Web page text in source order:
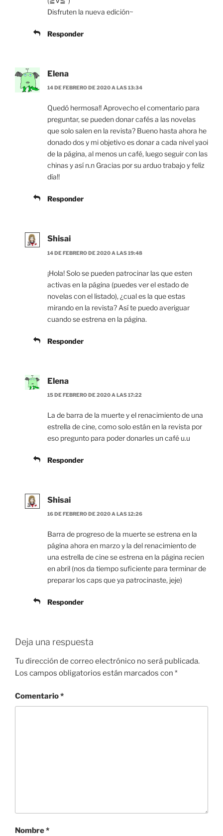
Disfruten la nueva edición~
Responder
Elena
14 DE FEBRERO DE 2020 A LAS 13:34
Quedó hermosa!! Aprovecho el comentario para
preguntar, se pueden donar cafés a las novelas
que solo salen en la revista? Bueno hasta ahora he
donado dos y mi objetivo es donar a cada nivel yaoi
de la página, al menos un café, luego seguir con las
chinas y así n.n Gracias por su arduo trabajo y feliz
día!!
Responder
Shisai
14 DE FEBRERO DE 2020 A LAS 19:48
¡Hola! Solo se pueden patrocinar las que esten
activas en la página (puedes ver el estado de
novelas con el listado), ¿cual es la que estas
mirando en la revista? Así te puedo averiguar
cuando se estrena en la página.
Responder
Elena
15 DE FEBRERO DE 2020 A LAS 17:22
La de barra de la muerte y el renacimiento de una
estrella de cine, como solo están en la revista por
eso pregunto para poder donarles un café u.u
Responder
Shisai
16 DE FEBRERO DE 2020 A LAS 12:26
Barra de progreso de la muerte se estrena en la
página ahora en marzo y la del renacimiento de
una estrella de cine se estrena en la página recien
en abril (nos da tiempo suficiente para terminar de
preparar los caps que ya patrocinaste, jeje)
Responder
Deja una respuesta
Tu dirección de correo electrónico no será publicada.
Los campos obligatorios están marcados con *
Comentario*
Nombre*